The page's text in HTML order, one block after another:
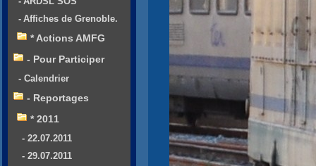
- Affiches de Grenoble.
* Actions AMFG
- Pour Participer
- Calendrier
- Reportages
* 2011
- 22.07.2011
- 29.07.2011